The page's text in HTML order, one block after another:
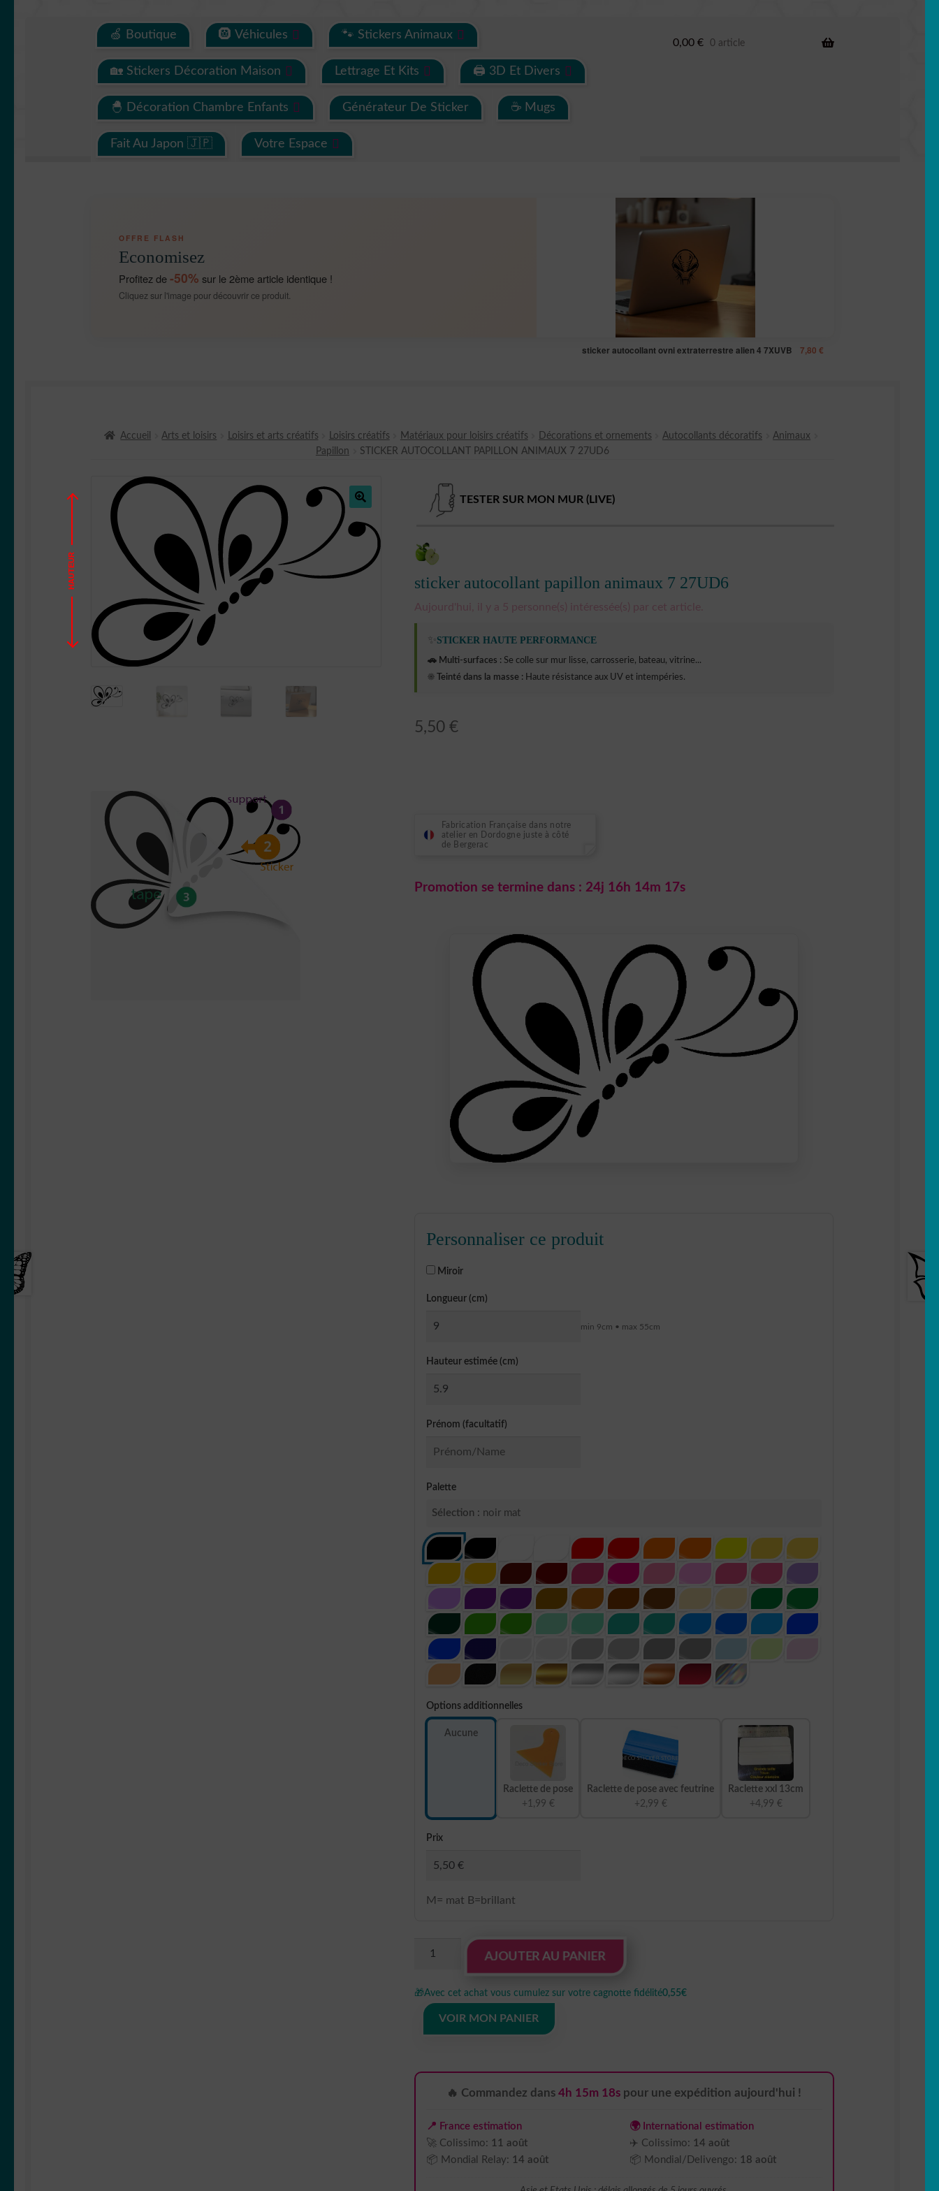
🍏 Boutique 🛞 Véhicules 🐾 Stickers Animaux
🏡 Stickers Décoration Maison Lettrage Et Kits 🖨 3D Et Divers
🐣 Décoration Chambre Enfants Générateur De Sticker ☕ Mugs
Fait Au Japon 🇯🇵 Votre Espace
0,00 € 0 article
OFFRE FLASH
Economisez
Profitez de-50% sur le 2ème article identique !
Cliquez sur l'image pour découvrir ce produit.
sticker autocollant ovni extraterrestre alien 4 7XUVB 7,80 €
Accueil Arts et loisirs Loisirs et arts créatifs Loisirs créatifs Matériaux pour loisirs créatifs Décorations et ornements Autocollants décoratifs
Animaux
Papillon
STICKER AUTOCOLLANT PAPILLON ANIMAUX 7 27UD6
TESTER SUR MON MUR (LIVE)
sticker autocollant papillon animaux 7 27UD6
Aujourd'hui, il y a 5 personne(s) intéressée(s) par cet article.
STICKER HAUTE PERFORMANCE
🚗 Multi-surfaces : Se colle sur mur lisse, carrosserie, bateau, vitrine...
☀️ Teinté dans la masse : Haute résistance aux UV et intempéries.
5,50 €
Fabrication Française dans notre
atelier en Dordogne juste à côté
de Bergerac
Promotion se termine dans : 24j 16h 14m 16s
Personnaliser ce produit
Miroir
Longueur (cm)
min 9cm • max 55cm
Hauteur estimée (cm)
Prénom (facultatif)
Palette
Sélection : noir mat
Options additionnelles
Aucune
Raclette de pose
+1,99 €
Raclette de pose avec feutrine
+2,99 €
Raclette xxl 13cm
+4,99 €
Prix
M= mat B=brillant
autocollant
papillon
animaux
AJOUTER AU PANIER
🎁Avec cet achat vous cumulez sur votre cagnotte fidélité0,55€
VOIR MON PANIER
🔥 Commandez dans4h 15m 17s pour une expédition aujourd'hui !
📍 France estimation
🚀 Colissimo: 11 août
📦 Mondial Relay: 14 août
🌍 International estimation
✈️ Colissimo: 14 août
📦 Mondial/Delivengo: 18 août
HAUTEUR